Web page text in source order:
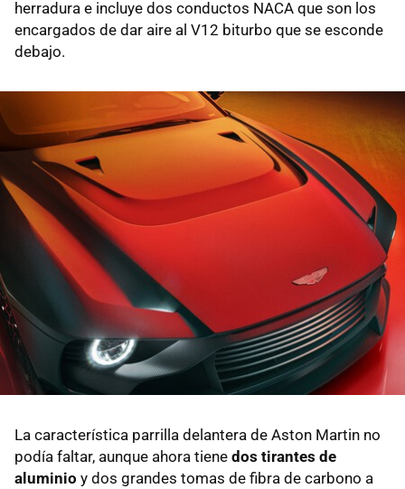
herradura e incluye dos conductos NACA que son los
encargados de dar aire al V12 biturbo que se esconde
debajo.
La característica parrilla delantera de Aston Martin no
podía faltar, aunque ahora tiene dos tirantes de
aluminio y dos grandes tomas de fibra de carbono a